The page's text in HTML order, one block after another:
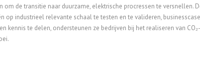
om de transitie naar duurzame, elektrische procressen te versnellen.
op industrieel relevante schaal te testen en te valideren,
kennis te delen, ondersteunen ze bedrijven bij het realiseren van